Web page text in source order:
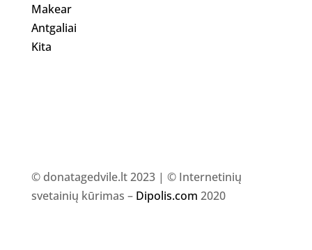
Makear
Antgaliai
Kita
© donatagedvile.lt 2023 | © Internetinių
svetainių kūrimas – Dipolis.com 2020